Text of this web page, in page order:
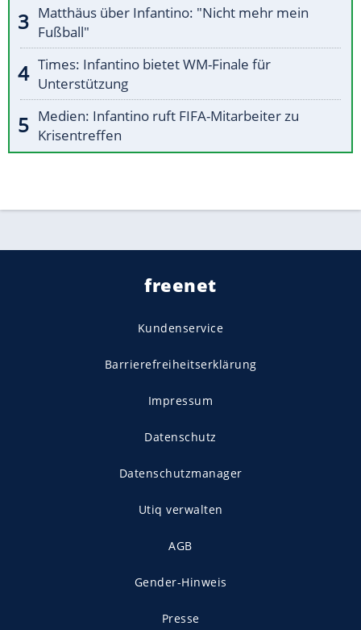
Matthäus über Infantino: "Nicht mehr mein
Fußball"
Times: Infantino bietet WM-Finale für
Unterstützung
Medien: Infantino ruft FIFA-Mitarbeiter zu
Krisentreffen
freenet
Kundenservice
Barrierefreiheitserklärung
Impressum
Datenschutz
Datenschutzmanager
Utiq verwalten
AGB
Gender-Hinweis
Presse